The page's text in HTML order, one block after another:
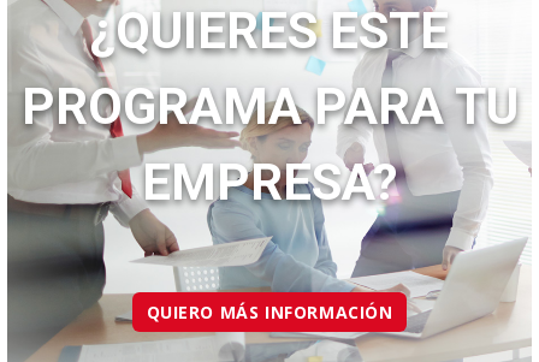
¿QUIERES ESTE
PROGRAMA PARA TU
EMPRESA?
QUIERO MÁS INFORMACIÓN